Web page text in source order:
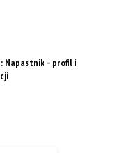
Napastnik – profil i